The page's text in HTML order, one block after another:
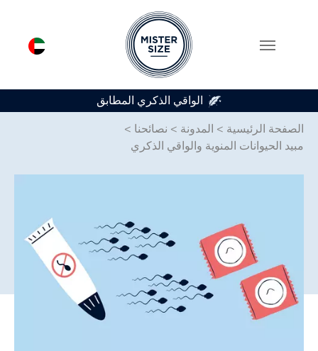
متوفر في 7 أحجام للواقي الذكري
الصفحة الرئيسية > المدونة > نصائحنا >
مبيد الحيوانات المنوية والواقي الذكري